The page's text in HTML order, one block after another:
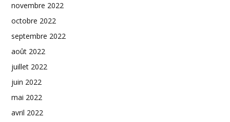
novembre 2022
octobre 2022
septembre 2022
août 2022
juillet 2022
juin 2022
mai 2022
avril 2022